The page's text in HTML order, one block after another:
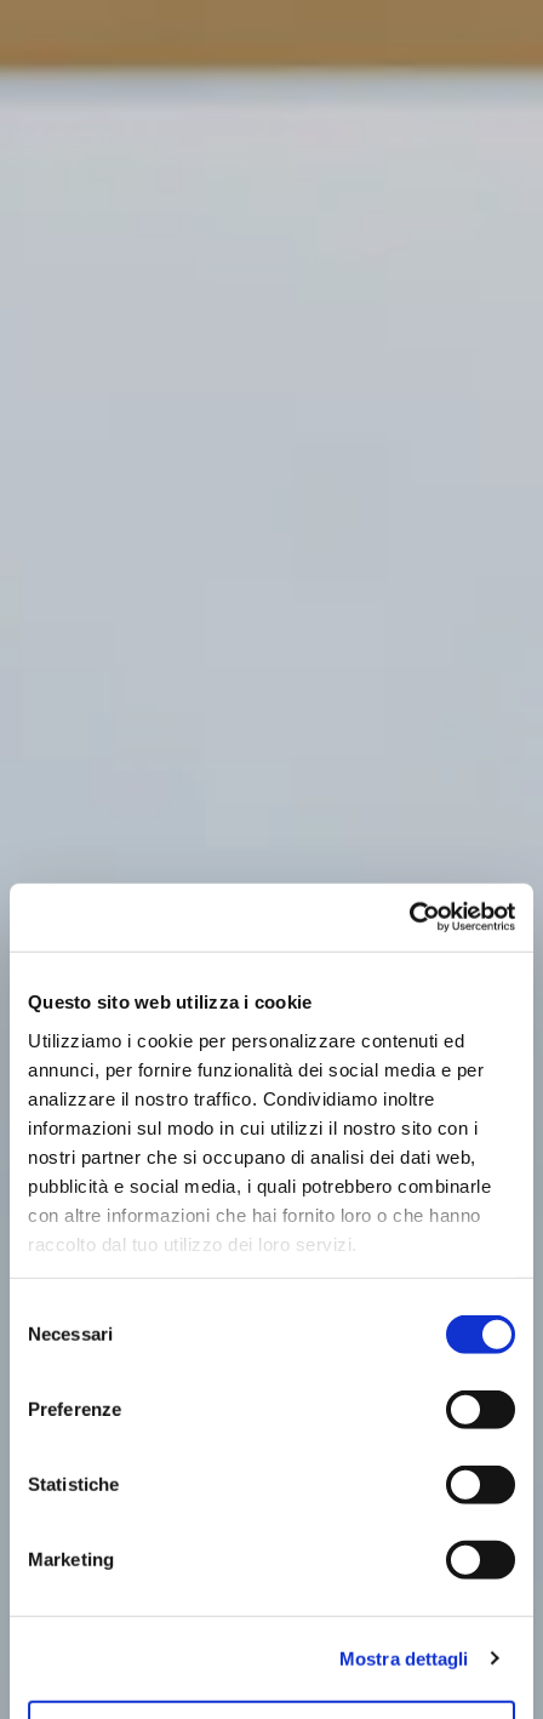
Questo sito web utilizza i cookie
Utilizziamo i cookie per personalizzare contenuti ed
annunci, per fornire funzionalità dei social media e per
analizzare il nostro traffico. Condividiamo inoltre
informazioni sul modo in cui utilizzi il nostro sito con i
nostri partner che si occupano di analisi dei dati web,
pubblicità e social media, i quali potrebbero combinarle
con altre informazioni che hai fornito loro o che hanno
raccolto dal tuo utilizzo dei loro servizi.
delNecessari
Preferenze
Statistiche
Marketing
Mostra dettagli